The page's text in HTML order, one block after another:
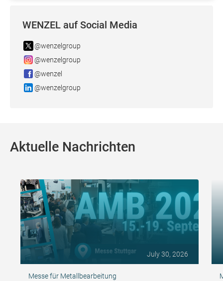
WENZEL auf Social Media
@wenzelgroup
@wenzelgroup
@wenzel
@wenzelgroup
Aktuelle Nachrichten
July 30, 2026
Messe für Metallbearbeitung